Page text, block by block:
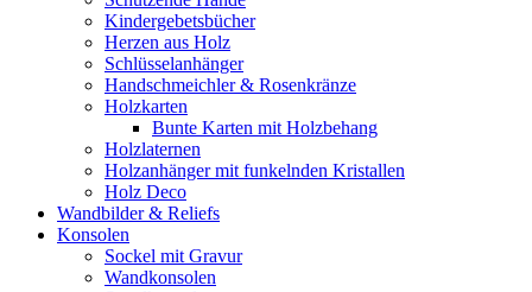
Kindergebetsbücher
Herzen aus Holz
Schlüsselanhänger
Handschmeichler & Rosenkränze
Holzkarten
Bunte Karten mit Holzbehang
Holzlaternen
Holzanhänger mit funkelnden Kristallen
Holz Deco
Wandbilder & Reliefs
Konsolen
Sockel mit Gravur
Wandkonsolen